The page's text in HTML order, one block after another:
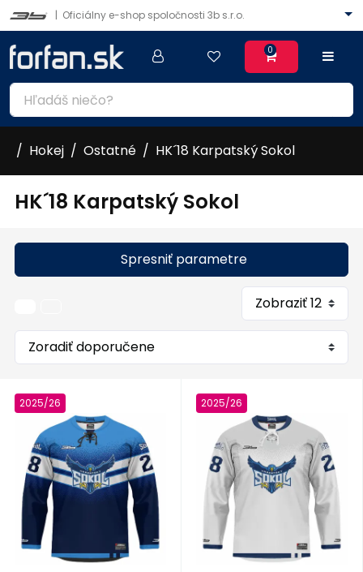
| Oficiálny e-shop spoločnosti 3b s.r.o.
0
Hokej Ostatné HK´18 Karpatský Sokol
HK´18 Karpatský Sokol
Spresniť parametre
2025/26 2025/26